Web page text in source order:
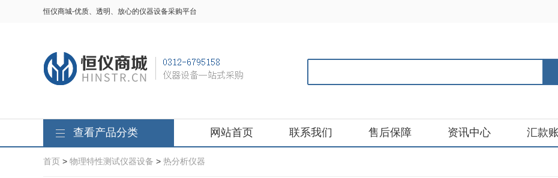
恒仪商城-优质、透明、放心的仪器设备采购平台
查看产品分类 网站首页 联系我们 售后保障 资讯中心 汇款
首页 > 物理特性测试仪器设备 > 热分析仪器